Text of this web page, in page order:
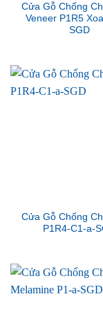
Cửa Gỗ Chống
Veneer P1R5
SGD
Cửa Gỗ Chống
P1R4-C1-a-